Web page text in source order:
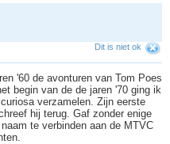
Dit is niet ok
'60 de avonturen van Tom Poes
begin van de de jaren '70 ging ik
verzamelen. Zijn eerste
hij terug. Gaf zonder enige
te verbinden aan de MTVC